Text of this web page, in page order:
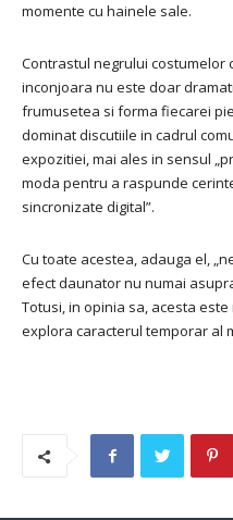
momente cu hainele sale.
Contrastul negrului costumelor
inconjoara nu este doar
frumusetea si forma fiecarei
dominat discutiile in cadrul
expozitiei, mai ales in sensul
moda pentru a raspunde
sincronizate digital”.
Cu toate acestea, adauga el,
efect daunator nu numai
Totusi, in opinia sa, acesta
explora caracterul temporar al